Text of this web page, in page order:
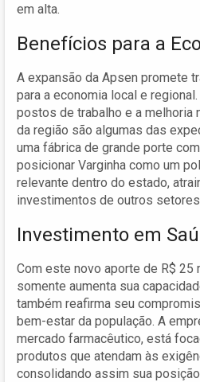
em alta.
Benefícios para a
A expansão da Apsen promete
para a economia local e
postos de trabalho e a melhoria
da região são algumas das
uma fábrica de grande porte
posicionar Varginha como um
relevante dentro do estado,
investimentos de outros
Investimento em
Com este novo aporte de R$ 25
somente aumenta sua
também reafirma seu
bem-estar da população. A
mercado farmacêutico, está
produtos que atendam às
consolidando assim sua